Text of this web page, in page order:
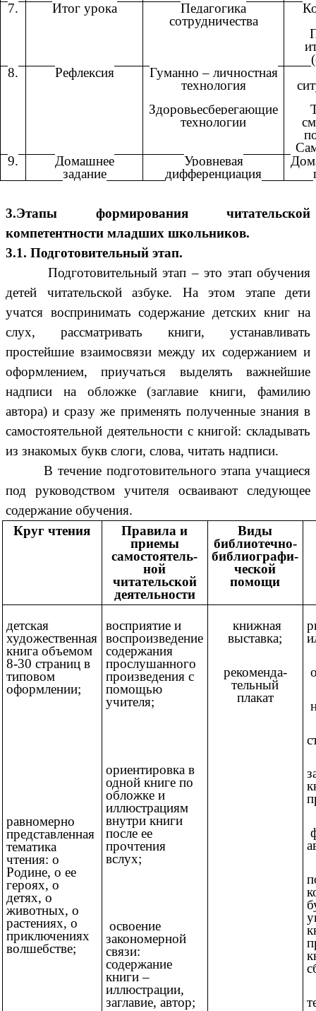
7.
Итог урока
Педагогика
сотрудничества
8.
Рефлексия
Гуманно – личностная
технология
Здоровьесберегающие
технологии
9.
Домашнее
задание
Уровневая
дифференциация
3.Этапы формирования читательской
компетентности младших школьников.
3.1. Подготовительный этап.
Подготовительный этап – это этап обучения
детей читательской азбуке. На этом этапе дети
учатся воспринимать содержание детских книг на
слух, рассматривать книги, устанавливать
простейшие взаимосвязи между их содержанием и
оформлением, приучаться выделять важнейшие
надписи на обложке (заглавие книги, фамилию
автора) и сразу же применять полученные знания в
самостоятельной деятельности с книгой: складывать
из знакомых букв слоги, слова, читать надписи.
В течение подготовительного этапа учащиеся
под руководством учителя осваивают следующее
содержание обучения.
Круг чтения
Правила и
приемы
самостоятель-
ной
читательской
деятельности
Виды
библиотечно-
библиографи-
ческой
помощи
детская
художественная
книга объемом
8-30 страниц в
типовом
оформлении;
равномерно
представленная
тематика
чтения: о
Родине, о ее
героях, о
детях, о
животных, о
растениях, о
приключениях
волшебстве;
восприятие и
воспроизведение
содержания
прослушанного
произведения с
помощью
учителя;
ориентировка в
одной книге по
обложке и
иллюстрациям
внутри книги
после ее
прочтения
вслух;
освоение
закономерной
связи:
содержание
книги –
иллюстрации,
заглавие, автор;
книжная
выставка;
рекоменда-
тельный
плакат